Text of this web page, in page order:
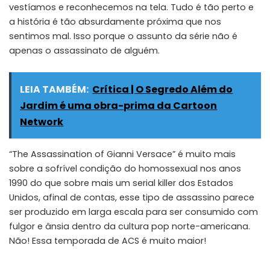
vestíamos e reconhecemos na tela. Tudo é tão perto e
a história é tão absurdamente próxima que nos
sentimos mal. Isso porque o assunto da série não é
apenas o assassinato de alguém.
LEIA TAMBÉM: Crítica | O Segredo Além do
Jardim é uma obra-prima da Cartoon
Network
“The Assassination of Gianni Versace” é muito mais
sobre a sofrível condição do homossexual nos anos
1990 do que sobre mais um serial killer dos Estados
Unidos, afinal de contas, esse tipo de assassino parece
ser produzido em larga escala para ser consumido com
fulgor e ânsia dentro da cultura pop norte-americana.
Não! Essa temporada de ACS é muito maior!